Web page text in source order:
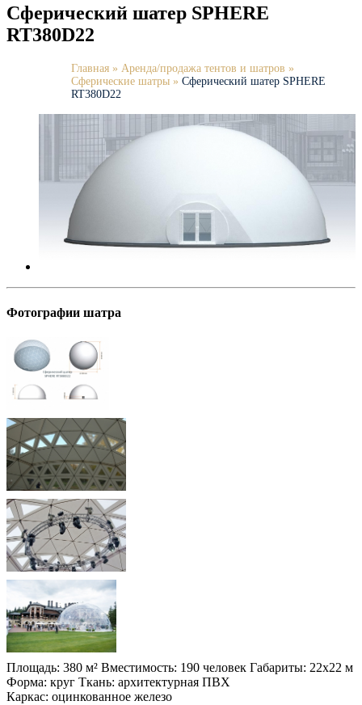
Сферический шатер SPHERE
RT380D22
Главная » Аренда/продажа тентов и шатров »
Сферические шатры » Сферический шатер SPHERE
RT380D22
Фотографии шатра
Площадь: 380 м² Вместимость: 190 человек Габариты: 22x22 м
Форма: круг Ткань: архитектурная ПВХ
Каркас: оцинкованное железо